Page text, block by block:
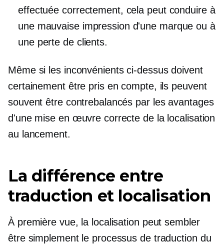
effectuée correctement, cela peut conduire à
une mauvaise impression d'une marque ou à
une perte de clients.
Même si les inconvénients ci-dessus doivent
certainement être pris en compte, ils peuvent
souvent être contrebalancés par les avantages
d'une mise en œuvre correcte de la localisation
au lancement.
La différence entre
traduction et localisation
À première vue, la localisation peut sembler
être simplement le processus de traduction du